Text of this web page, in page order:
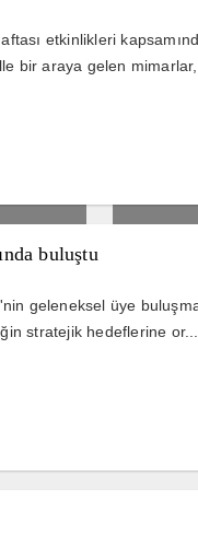
etkinlikleri
bir araya gelen
buluştu
geleneksel üye
stratejik hedeflerine or...